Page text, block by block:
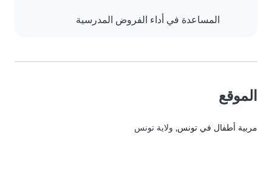
المساعدة في أداء الفروض المدرسية
الموقع
مربية أطفال في تونس, ولاية تونس